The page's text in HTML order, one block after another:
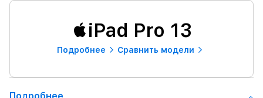
iPad Pro 13
Подробнее Сравнить модели